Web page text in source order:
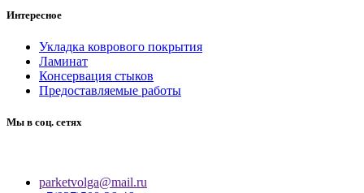
Интересное
Укладка коврового покрытия
Ламинат
Консервация стыков
Предоставляемые работы
Мы в соц. сетях
parketvolga@mail.ru